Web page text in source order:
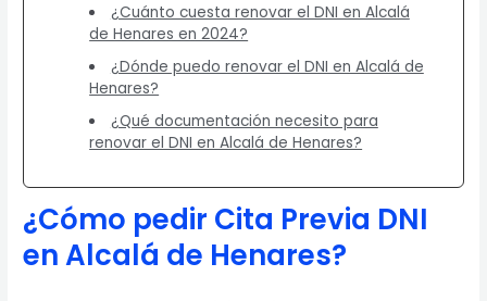
¿Cuánto cuesta renovar el DNI en Alcalá
de Henares en 2024?
¿Dónde puedo renovar el DNI en Alcalá de
Henares?
¿Qué documentación necesito para
renovar el DNI en Alcalá de Henares?
¿Cómo pedir Cita Previa DNI
en Alcalá de Henares?